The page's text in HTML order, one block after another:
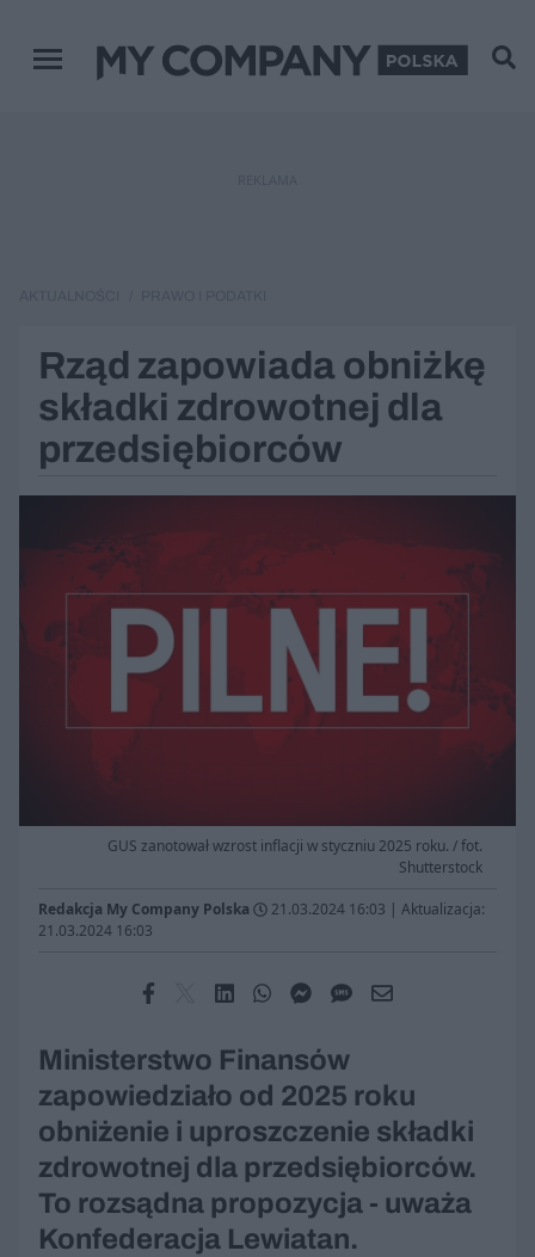
Menu główne
Rząd zapowiada obniżkę
składki zdrowotnej dla
przedsiębiorców
GUS zanotował wzrost inflacji w styczniu 2025 roku. / fot.
Shutterstock
Redakcja My Company Polska 21.03.2024 16:03 | Aktualizacja:
21.03.2024 16:03
Ministerstwo Finansów
zapowiedziało od 2025 roku
obniżenie i uproszczenie składki
zdrowotnej dla przedsiębiorców.
To rozsądna propozycja - uważa
Konfederacja Lewiatan.